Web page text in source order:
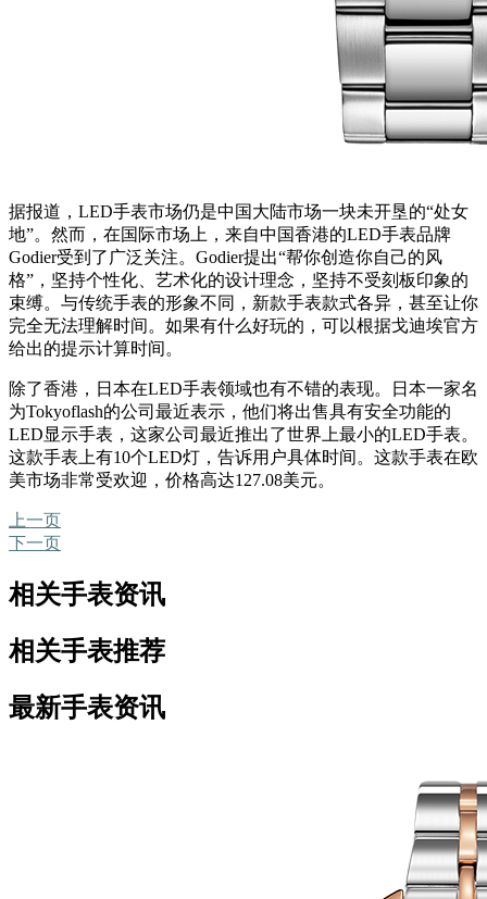
据报道，LED手表市场仍是中国大陆市场一块未开垦的“处女
地”。然而，在国际市场上，来自中国香港的LED手表品牌
Godier受到了广泛关注。Godier提出“帮你创造你自己的风
格”，坚持个性化、艺术化的设计理念，坚持不受刻板印象的
束缚。与传统手表的形象不同，新款手表款式各异，甚至让你
完全无法理解时间。如果有什么好玩的，可以根据戈迪埃官方
给出的提示计算时间。
除了香港，日本在LED手表领域也有不错的表现。日本一家名
为Tokyoflash的公司最近表示，他们将出售具有安全功能的
LED显示手表，这家公司最近推出了世界上最小的LED手表。
这款手表上有10个LED灯，告诉用户具体时间。这款手表在欧
美市场非常受欢迎，价格高达127.08美元。
上一页
下一页
相关手表资讯
相关手表推荐
最新手表资讯